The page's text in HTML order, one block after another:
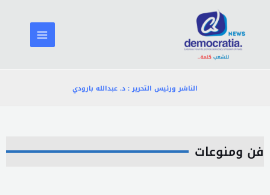
المحتوى
الناشر ورئيس التحرير : د. عبدالله بارودي
فن ومنوعات